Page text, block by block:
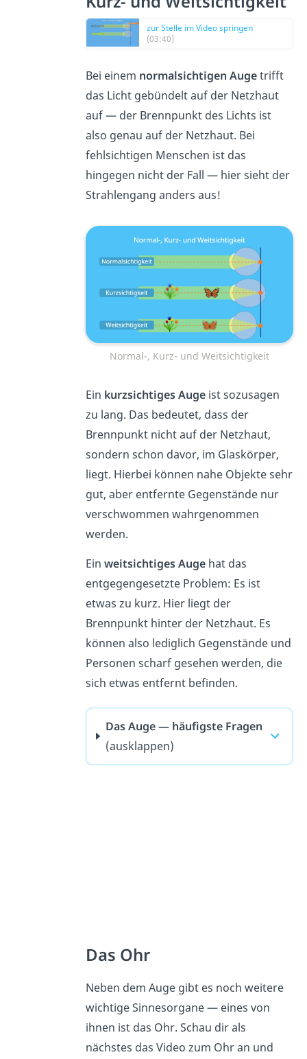
zur Stelle im Video springen
(03:40)
Bei einem normalsichtigen Augetrifft
das Licht gebündelt auf der Netzhaut
auf — der Brennpunkt des Lichts ist
also genau auf der Netzhaut. Bei
fehlsichtigen Menschen ist das
hingegen nicht der Fall — hier sieht der
Strahlengang anders aus!
Normal-, Kurz- und Weitsichtigkeit
Ein kurzsichtigesAuge ist sozusagen
zu lang. Das bedeutet, dass der
Brennpunkt nicht auf der Netzhaut,
sondern schon davor, im Glaskörper,
liegt. Hierbei können nahe Objekte sehr
gut, aber entfernte Gegenstände nur
verschwommen wahrgenommen
werden.
Ein weitsichtigesAuge hat das
entgegengesetzte Problem: Es ist
etwas zu kurz. Hier liegt der
Brennpunkt hinter der Netzhaut. Es
können also lediglich Gegenstände und
Personen scharf gesehen werden, die
sich etwas entfernt befinden.
Das Auge — häufigste Fragen
(ausklappen)
Das Ohr
Neben dem Auge gibt es noch weitere
wichtige Sinnesorgane — eines von
ihnen ist das Ohr. Schau dir als
nächstes das Video zum Ohr an und